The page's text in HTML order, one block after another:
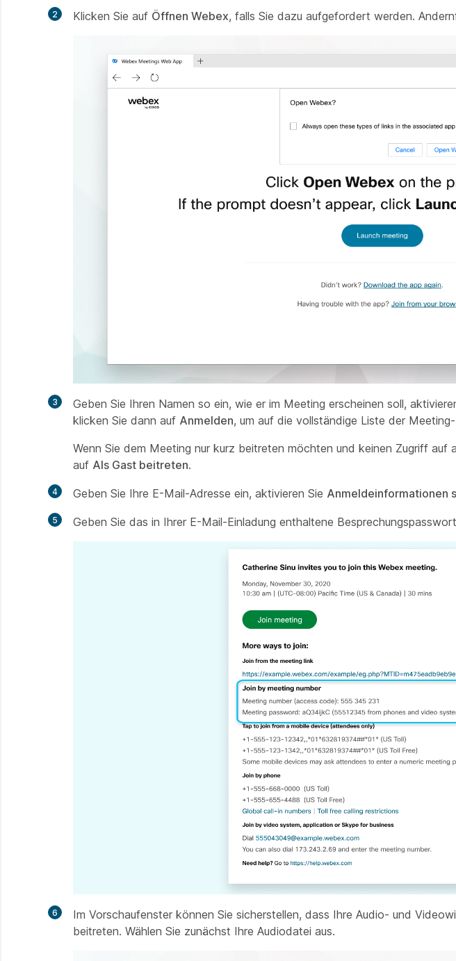
2 Klicken Sie auf Öffnen Webex, falls Sie dazu aufgefordert werden.
3 Geben Sie Ihren Namen so ein, wie er im Meeting erscheinen soll,
klicken Sie dann auf Anmelden, um auf die vollständige Liste der
Wenn Sie dem Meeting nur kurz beitreten möchten und keinen Zugriff auf
auf Als Gast beitreten.
4 Geben Sie Ihre E-Mail-Adresse ein, aktivieren Sie Anmeldeinformationen
5 Geben Sie das in Ihrer E-Mail-Einladung enthaltene
6
Im Vorschaufenster können Sie sicherstellen, dass Ihre Audio- und
beitreten. Wählen Sie zunächst Ihre Audiodatei aus.